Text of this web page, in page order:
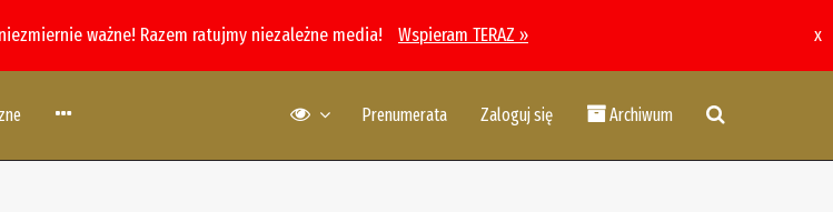
ważne! Razem ratujmy niezależne media! Wspieram TERAZ » x
Prenumerata Zaloguj się Archiwum